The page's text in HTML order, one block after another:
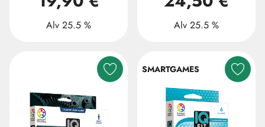
Alv 25.5 % Alv 25.5 %
SMARTGAMES